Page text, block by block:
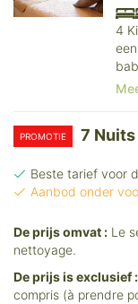
4
PROMOTIE 7 Nuits
Beste tarief voor
Aanbod onder
De prijs omvat : Le
nettoyage.
De prijs is exclusief :
compris (à prendre